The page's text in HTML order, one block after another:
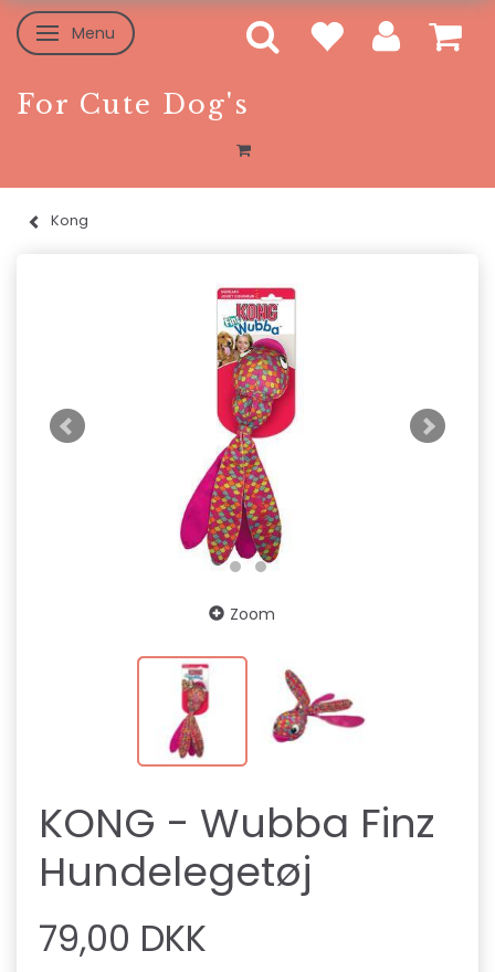
Skifte navigation
Menu
For Cute Dog's
Kong
Zoom
KONG - Wubba Finz
Hundelegetøj
79,00 DKK